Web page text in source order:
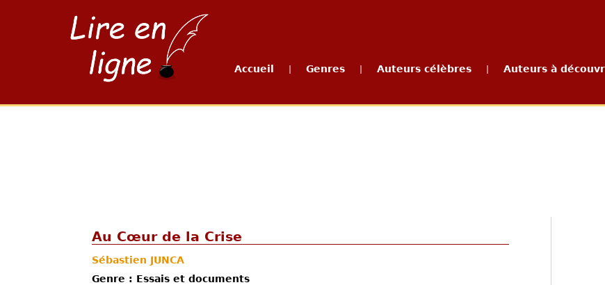
Accueil Genres Auteurs célèbres Auteurs à
Au Cœur de la Crise
Sébastien JUNCA
Genre : Essais et documents